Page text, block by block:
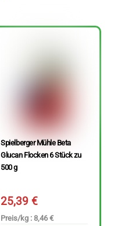
Spielberger Mühle Beta
Glucan Flocken 6 Stück zu
500 g
25,39€
Preis/kg : 8,46 €